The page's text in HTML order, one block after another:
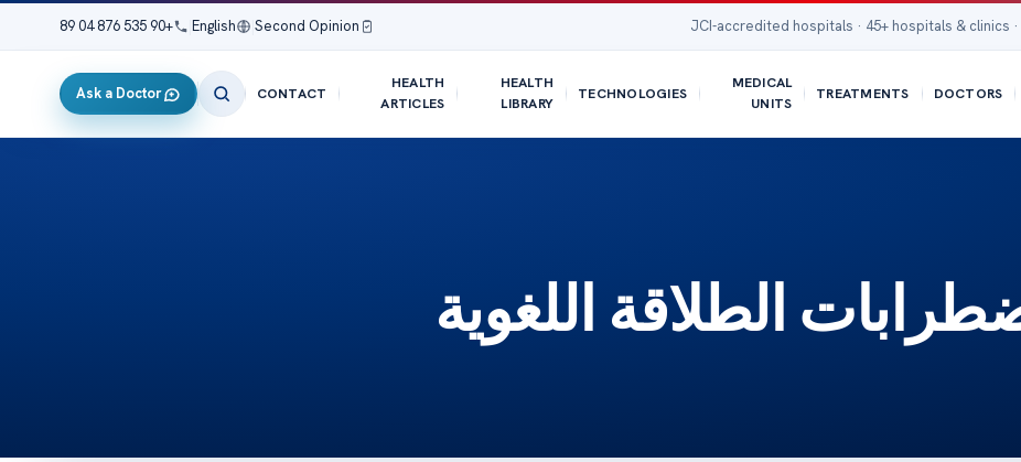
JCI-accredited hospitals · 45+ hospitals & clinics
Second Opinion
English
+90 535 876 04 89
DOCTORS
TREATMENTS
MEDICAL
UNITS
TECHNOLOGIES
HEALTH
LIBRARY
HEALTH
ARTICLES
CONTACT
Ask a Doctor
الطلاقة اللغوية